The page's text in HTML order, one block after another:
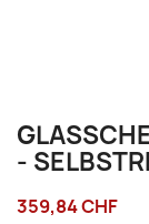
-
359,84 CHF